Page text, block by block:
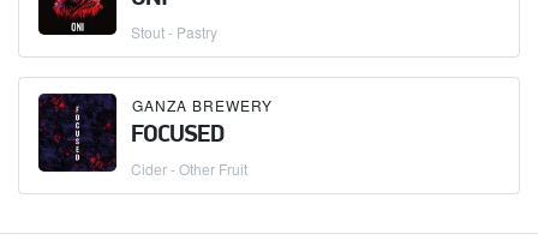
Stout - Pastry
GANZA BREWERY
FOCUSED
Cider - Other Fruit